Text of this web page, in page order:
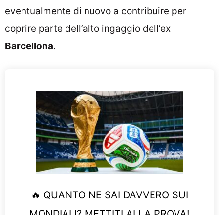
eventualmente di nuovo a contribuire per
coprire parte dell’alto ingaggio dell’ex
Barcellona.
🔥 QUANTO NE SAI DAVVERO SUI